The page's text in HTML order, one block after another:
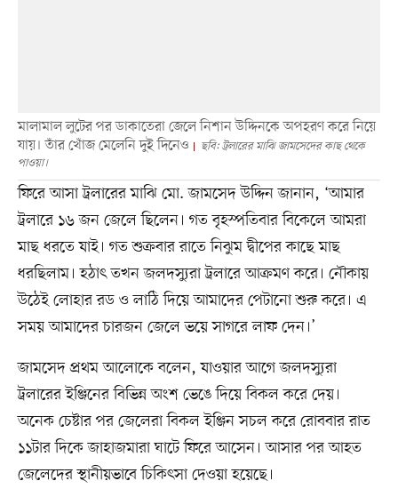
মালামাল লুটের পর ডাকাতেরা জেলে নিশান উদ্দিনকে অপহরণ করে নিয়ে
যায়। তাঁর খোঁজ মেলেনি দুই দিনেও
ছবি: ট্রলারের মাঝি জামসেদের কাছ থেকে
পাওয়া।
ফিরে আসা ট্রলারের মাঝি মো. জামসেদ উদ্দিন জানান, ‘আমার
ট্রলারে ১৬ জন জেলে ছিলেন। গত বৃহস্পতিবার বিকেলে আমরা
মাছ ধরতে যাই। গত শুক্রবার রাতে নিঝুম দ্বীপের কাছে মাছ
ধরছিলাম। হঠাৎ তখন জলদস্যুরা ট্রলারে আক্রমণ করে। নৌকায়
উঠেই লোহার রড ও লাঠি দিয়ে আমাদের পেটানো শুরু করে। এ
সময় আমাদের চারজন জেলে ভয়ে সাগরে লাফ দেন।’
জামসেদ প্রথম আলোকে বলেন, যাওয়ার আগে জলদস্যুরা
ট্রলারের ইঞ্জিনের বিভিন্ন অংশ ভেঙে দিয়ে বিকল করে দেয়।
অনেক চেষ্টার পর জেলেরা বিকল ইঞ্জিন সচল করে রোববার রাত
১১টার দিকে জাহাজমারা ঘাটে ফিরে আসেন। আসার পর আহত
জেলেদের স্থানীয়ভাবে চিকিৎসা দেওয়া হয়েছে।